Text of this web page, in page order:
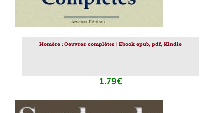
Homère : Oeuvres complètes | Ebook epub, pdf, Kindle
1.79€